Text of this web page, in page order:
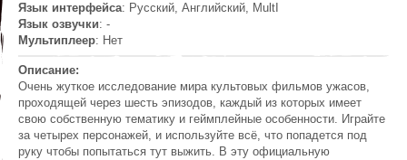
Язык интерфейса: Русский, Английский, MultI
Язык озвучки: -
Мультиплеер: Нет
Описание:
Очень жуткое исследование мира культовых фильмов ужасов,
проходящей через шесть эпизодов, каждый из которых имеет
свою собственную тематику и геймплейные особенности. Играйте
за четырех персонажей, и используйте всё, что попадется под
руку чтобы попытаться тут выжить. В эту официальную